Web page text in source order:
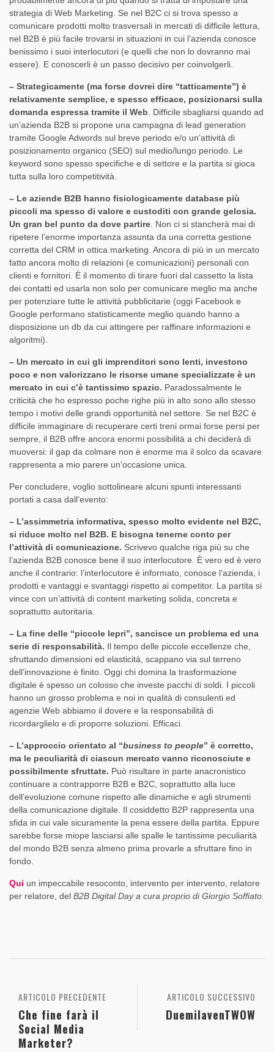
strategia di Web Marketing. Se nel B2C ci si trova spesso a
comunicare prodotti molto trasversali in mercati di difficile lettura,
nel B2B è più facile trovarsi in situazioni in cui l’azienda conosce
benissimo i suoi interlocutori (e quelli che non lo dovranno mai
essere). E conoscerli è un passo decisivo per coinvolgerli.
– Strategicamente (ma forse dovrei dire “tatticamente”) è
relativamente semplice, e spesso efficace, posizionarsi sulla
domanda espressa tramite il Web. Difficile sbagliarsi quando ad
un’azienda B2B si propone una campagna di lead generation
tramite Google Adwords sul breve periodo e/o un’attività di
posizionamento organico (SEO) sul medio/lungo periodo. Le
keyword sono spesso specifiche e di settore e la partita si gioca
tutta sulla loro competitività.
– Le aziende B2B hanno fisiologicamente database più
piccoli ma spesso di valore e custoditi con grande gelosia.
Un gran bel punto da dove partire. Non ci si stancherà mai di
ripetere l’enorme importanza assunta da una corretta gestione
corretta del CRM in ottica marketing. Ancora di più in un mercato
fatto ancora molto di relazioni (e comunicazioni) personali con
clienti e fornitori. È il momento di tirare fuori dal cassetto la lista
dei contatti ed usarla non solo per comunicare meglio ma anche
per potenziare tutte le attività pubblicitarie (oggi Facebook e
Google performano statisticamente meglio quando hanno a
disposizione un db da cui attingere per raffinare informazioni e
algoritmi).
– Un mercato in cui gli imprenditori sono lenti, investono
poco e non valorizzano le risorse umane specializzate è un
mercato in cui c’è tantissimo spazio. Paradossalmente le
criticità che ho espresso poche righe più in alto sono allo stesso
tempo i motivi delle grandi opportunità nel settore. Se nel B2C è
difficile immaginare di recuperare certi treni ormai forse persi per
sempre, il B2B offre ancora enormi possibilità a chi deciderà di
muoversi: il gap da colmare non è enorme ma il solco da scavare
rappresenta a mio parere un’occasione unica.
Per concludere, voglio sottolineare alcuni spunti interessanti
portati a casa dall’evento:
– L’assimmetria informativa, spesso molto evidente nel B2C,
si riduce molto nel B2B. E bisogna tenerne conto per
l’attività di comunicazione. Scrivevo qualche riga più su che
l’azienda B2B conosce bene il suo interlocutore. È vero ed è vero
anche il contrario: l’interlocutore è informato, conosce l’azienda, i
prodotti e vantaggi e svantaggi rispetto ai competitor. La partita si
vince con un’attività di content marketing solida, concreta e
soprattutto autoritaria.
– La fine delle “piccole lepri”, sancisce un problema ed una
serie di responsabilità. Il tempo delle piccole eccellenze che,
sfruttando dimensioni ed elasticità, scappano via sul terreno
dell’innovazione è finito. Oggi chi domina la trasformazione
digitale è spesso un colosso che investe pacchi di soldi. I piccoli
hanno un grosso problema e noi in qualità di consulenti ed
agenzie Web abbiamo il dovere e la responsabilità di
ricordarglielo e di proporre soluzioni. Efficaci.
– L’approccio orientato al “business to people” è corretto,
ma le peculiarità di ciascun mercato vanno riconosciute e
possibilmente sfruttate. Può risultare in parte anacronistico
continuare a contrapporre B2B e B2C, soprattutto alla luce
dell’evoluzione comune rispetto alle dinamiche e agli strumenti
della comunicazione digitale. Il cosiddetto B2P rappresenta una
sfida in cui vale sicuramente la pena essere della partita. Eppure
sarebbe forse miope lasciarsi alle spalle le tantissime peculiarità
del mondo B2B senza almeno prima provarle a sfruttare fino in
fondo.
Qui un impeccabile resoconto, intervento per intervento, relatore
per relatore, del B2B Digital Day a cura proprio di Giorgio Soffiato.
ARTICOLO SUCCESSIVO
DuemilavenTWOW
ARTICOLO PRECEDENTE
Che fine farà il
Social Media
Marketer?